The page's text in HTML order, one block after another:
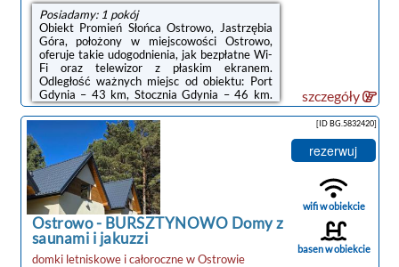
Posiadamy: 1 pokój
Obiekt Promień Słońca Ostrowo, Jastrzębia
Góra, położony w miejscowości Ostrowo,
oferuje takie udogodnienia, jak bezpłatne Wi-
Fi oraz telewizor z płaskim ekranem.
Odległość ważnych miejsc od obiektu: Port
Gdynia – 43 km, Stocznia Gdynia – 46 km.
Obiekt zapewnia ogród oraz bezpłatny
prywatny parking. W okolicy w odległości 1,7
km znajduje się Plaża w Ostrowie.W
apartamencie do dyspozycji gości
przygotowano taras, kilka sypialni (2), salon
oraz kuchnię z doskonałym wyposażeniem. W
apartamencie zapewniono ręczniki i
pościel.Odległość ważnych miejsc od obiektu:
Dworzec ...
szczegóły
Ostrowo- BURSZTYNOWO Domy z
saunami i jakuzzi
domki letniskowe i całorocznewOstrowie
[ID BG.5832420]
rezerwuj
wifi w obiekcie
basen w obiekcie